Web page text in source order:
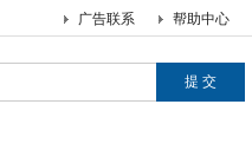
帮助中心
广告联系